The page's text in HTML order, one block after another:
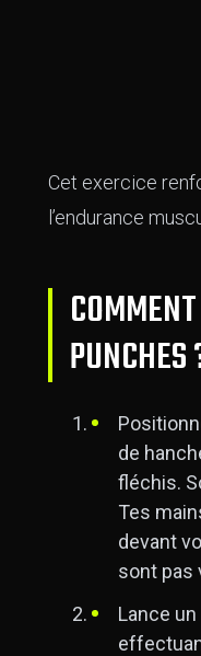
Cet exercice
l’endurance
PUNCHES
de
fléchis.
Tes
devant
sont pas
Lance